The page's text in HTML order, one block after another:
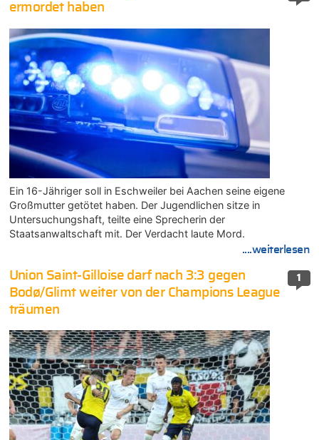
ermordet haben
Ein 16-Jähriger soll in Eschweiler bei Aachen seine eigene
Großmutter getötet haben. Der Jugendlichen sitze in
Untersuchungshaft, teilte eine Sprecherin der
Staatsanwaltschaft mit. Der Verdacht laute Mord.
....weiterlesen
1
Union Saint-Gilloise darf nach 3:3 gegen
Bodø/Glimt weiter von der Champions League
träumen